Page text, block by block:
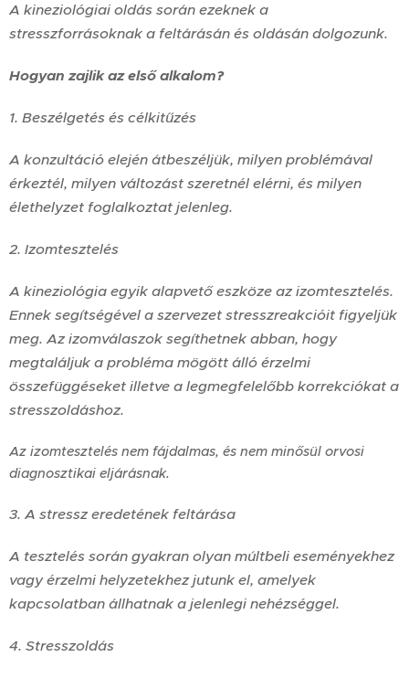
A kineziológiai oldás során ezeknek a
stresszforrásoknak a feltárásán és oldásán dolgozunk.
Hogyan zajlik az első alkalom?
1. Beszélgetés és célkitűzés
A konzultáció elején átbeszéljük, milyen problémával
érkeztél, milyen változást szeretnél elérni, és milyen
élethelyzet foglalkoztat jelenleg.
2. Izomtesztelés
A kineziológia egyik alapvető eszköze az izomtesztelés.
Ennek segítségével a szervezet stresszreakcióit figyeljük
meg. Az izomválaszok segíthetnek abban, hogy
megtaláljuk a probléma mögött álló érzelmi
összefüggéseket illetve a legmegfelelőbb korrekciókat a
stresszoldáshoz.
Az izomtesztelés nem fájdalmas, és nem minősül orvosi
diagnosztikai eljárásnak.
3. A stressz eredetének feltárása
A tesztelés során gyakran olyan múltbeli eseményekhez
vagy érzelmi helyzetekhez jutunk el, amelyek
kapcsolatban állhatnak a jelenlegi nehézséggel.
4. Stresszoldás